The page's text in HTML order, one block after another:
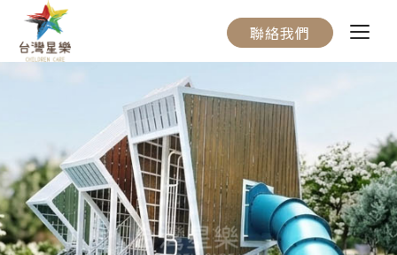
聯絡我們
關於我們
服務流程
產品介紹